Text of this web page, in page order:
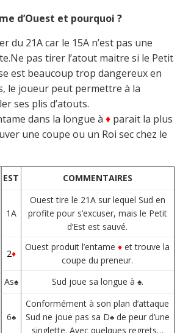
d’Ouest et pourquoi ?
du 21A car le 15A n’est pas une
pas tirer l’atout maitre si le Petit
est beaucoup trop dangereux en
le joueur peut permettre à la
ses plis d’atouts.
dans la longue à ♦parait la plus
une coupe ou un Roi sec chez le
EST COMMENTAIRES
1A
Ouest tire le 21A sur lequel Sud en
profite pour s’excuser, mais le Petit
d’Est est sauvé.
2♦
Ouest produit l’entame♦ et trouve la
coupe du preneur.
As♠ Sud joue sa longue à ♠.
6♠
Conformément à son plan d’attaque
Sud ne joue pas sa D♠ de peur d’une
singlette. Avec quelques regrets…